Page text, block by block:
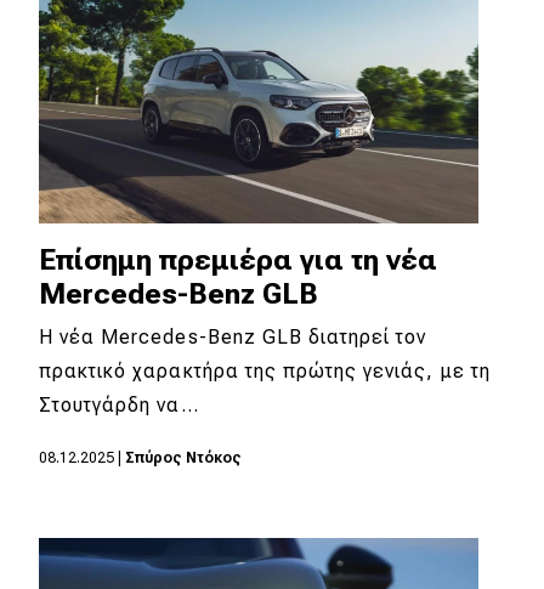
Επίσημη πρεμιέρα για τη νέα
Mercedes-Benz GLB
Η νέα Mercedes-Benz GLB διατηρεί τον
πρακτικό χαρακτήρα της πρώτης γενιάς, με τη
Στουτγάρδη να…
08.12.2025 Σπύρος Ντόκος